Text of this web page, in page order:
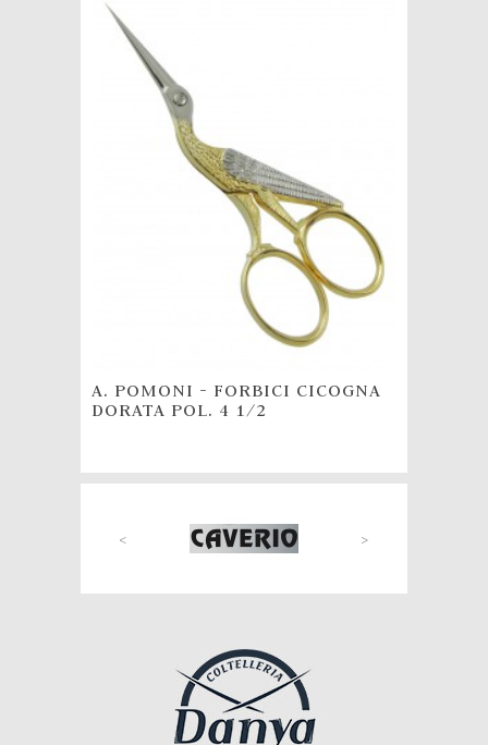
A. POMONI - FORBICI CICOGNA
DORATA POL. 4 1/2
< >